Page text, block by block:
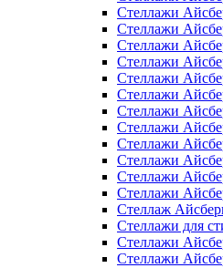
Стеллажи
Стеллажи
Стеллажи
Стеллажи
Стеллажи
Стеллажи
Стеллажи
Стеллажи
Стеллажи
Стеллажи
Стеллажи
Стеллажи
Стеллаж
Стеллажи для
Стеллажи
Стеллажи